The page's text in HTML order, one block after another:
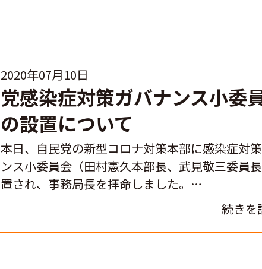
2020年07月10日
党感染症対策ガバナンス小委
の設置について
本日、自民党の新型コロナ対策本部に感染症対
ンス小委員会（田村憲久本部長、武見敬三委員
置され、事務局長を拝命しました。…
続きを